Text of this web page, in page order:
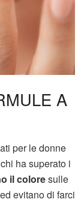
A
per le donne
ha superato i
il coloresulle
evitano di farci